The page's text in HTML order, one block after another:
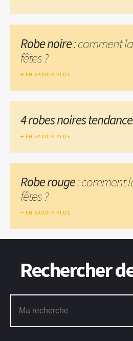
Robe noire: comment
fêtes ?
EN SAVOIR PLUS
4 robes noires
EN SAVOIR PLUS
Robe rouge: comment
fêtes ?
EN SAVOIR PLUS
Rechercher